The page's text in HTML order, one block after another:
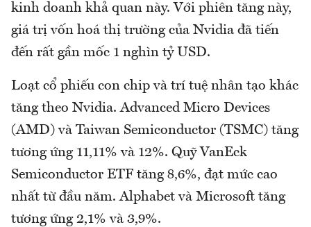
kinh doanh khả quan này. Với phiên tăng này,
giá trị vốn hoá thị trường của Nvidia đã tiến
đến rất gần mốc 1 nghìn tỷ USD.
Loạt cổ phiếu con chip và trí tuệ nhân tạo khác
tăng theo Nvidia. Advanced Micro Devices
(AMD) và Taiwan Semiconductor (TSMC) tăng
tương ứng 11,11% và 12%. Quỹ VanEck
Semiconductor ETF tăng 8,6%, đạt mức cao
nhất từ đầu năm. Alphabet và Microsoft tăng
tương ứng 2,1% và 3,9%.